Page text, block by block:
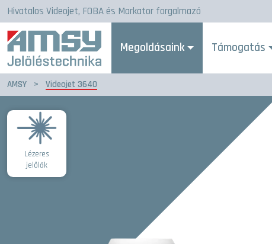
Hivatalos Videojet, FOBA és Markator forgalmazó
Megoldásaink Támogatás
AMSY > Videojet 3640
Lézeres
jelölők